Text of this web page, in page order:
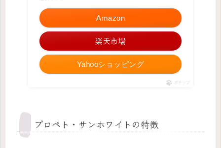
Amazon
楽天市場
Yahooショッピング
ポチップ
プロペト・サンホワイトの特徴